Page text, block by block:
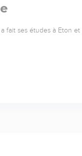
a fait ses études à Eton